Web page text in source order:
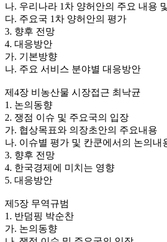
나. 우리나라 1차 양허안의 주요 내용
다. 주요국 1차 양허안의 평가
3. 향후 전망
4. 대응방안
가. 기본방향
나. 주요 서비스 분야별 대응방안
제4장 비농산물 시장접근 최낙균
1. 논의동향
2. 쟁점 이슈 및 주요국의 입장
가. 협상목표와 의장초안의 주요내용
나. 이슈별 평가 및 칸쿤에서의 논의내
3. 향후 전망
4. 한국경제에 미치는 영향
5. 대응방안
제5장 무역규범
1. 반덤핑 박순찬
가. 논의동향